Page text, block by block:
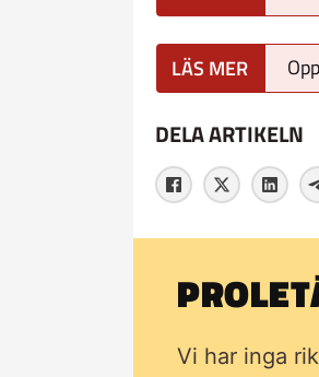
DELA ARTIKELN
Vi har inga